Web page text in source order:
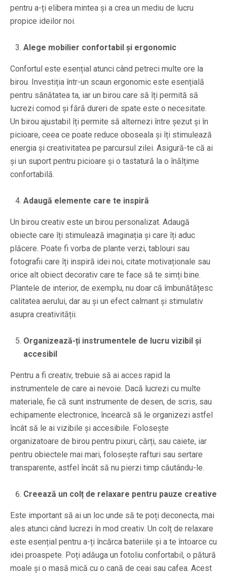
pentru a-ți elibera mintea și a crea un mediu de lucru
propice ideilor noi.
Alege mobilier confortabil și ergonomic
Confortul este esențial atunci când petreci multe ore la
birou. Investiția într-un scaun ergonomic este esențială
pentru sănătatea ta, iar un birou care să îți permită să
lucrezi comod și fără dureri de spate este o necesitate.
Un birou ajustabil îți permite să alternezi între șezut și în
picioare, ceea ce poate reduce oboseala și îți stimulează
energia și creativitatea pe parcursul zilei. Asigură-te că ai
și un suport pentru picioare și o tastatură la o înălțime
confortabilă.
Adaugă elemente care te inspiră
Un birou creativ este un birou personalizat. Adaugă
obiecte care îți stimulează imaginația și care îți aduc
plăcere. Poate fi vorba de plante verzi, tablouri sau
fotografii care îți inspiră idei noi, citate motivaționale sau
orice alt obiect decorativ care te face să te simți bine.
Plantele de interior, de exemplu, nu doar că îmbunătățesc
calitatea aerului, dar au și un efect calmant și stimulativ
asupra creativității.
Organizează-ți instrumentele de lucru vizibil și
accesibil
Pentru a fi creativ, trebuie să ai acces rapid la
instrumentele de care ai nevoie. Dacă lucrezi cu multe
materiale, fie că sunt instrumente de desen, de scris, sau
echipamente electronice, încearcă să le organizezi astfel
încât să le ai vizibile și accesibile. Folosește
organizatoare de birou pentru pixuri, cărți, sau caiete, iar
pentru obiectele mai mari, folosește rafturi sau sertare
transparente, astfel încât să nu pierzi timp căutându-le.
Creează un colț de relaxare pentru pauze creative
Este important să ai un loc unde să te poți deconecta, mai
ales atunci când lucrezi în mod creativ. Un colț de relaxare
este esențial pentru a-ți încărca bateriile și a te întoarce cu
idei proaspete. Poți adăuga un fotoliu confortabil, o pătură
moale și o masă mică cu o cană de ceai sau cafea. Acest